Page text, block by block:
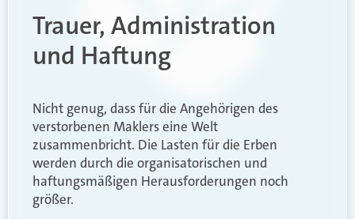
Trauer, Administration
und Haftung
Nicht genug, dass für die Angehörigen des
verstorbenen Maklers eine Welt
zusammenbricht. Die Lasten für die Erben
werden durch die organisatorischen und
haftungsmäßigen Herausforderungen noch
größer.